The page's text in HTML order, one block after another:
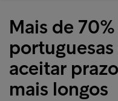
Mais de
aceitar
mais longos